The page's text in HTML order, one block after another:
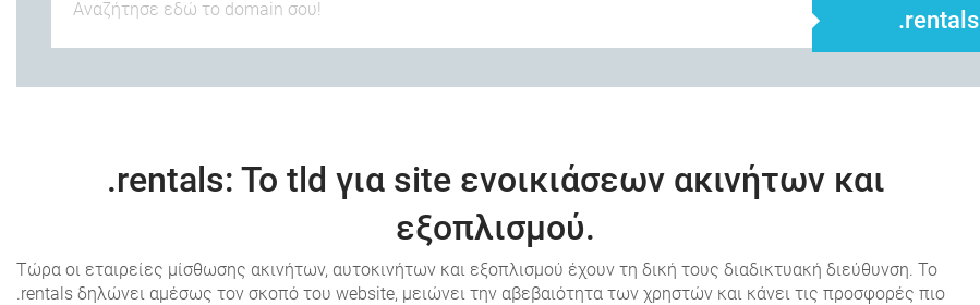
.rentals
.rentals: To tld για site ενοικιάσεων ακινήτων και
εξοπλισμού.
Τώρα οι εταιρείες μίσθωσης ακινήτων, αυτοκινήτων και εξοπλισμού έχουν τη δική τους διαδικτυακή διεύθυνση. Το
.rentals δηλώνει αμέσως τον σκοπό του website, μειώνει την αβεβαιότητα των χρηστών και κάνει τις προσφορές πιο